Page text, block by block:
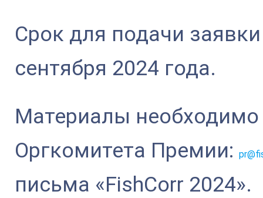
Срок для подачи
сентября 2024 года.
Материалы необходимо
Оргкомитета Премии:
письма «FishCorr 2024».